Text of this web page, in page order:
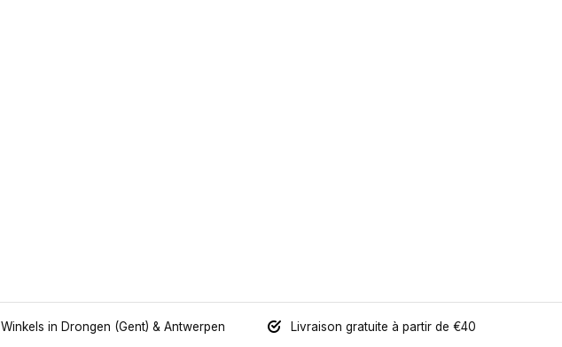
Winkels in Drongen (Gent) & Antwerpen Livraison gratuite à partir de €40